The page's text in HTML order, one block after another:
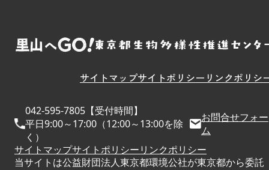
サイトマップサイトポリシー リンクポリシ
042-595-7805【受付時間】
平日9:00～17:00（12:00～13:00を除
く）
お問合せフォー
ム
サイトマップサイトポリシーリンクポリシー
当サイトは公益財団法人東京都環境公社が東京都から委託